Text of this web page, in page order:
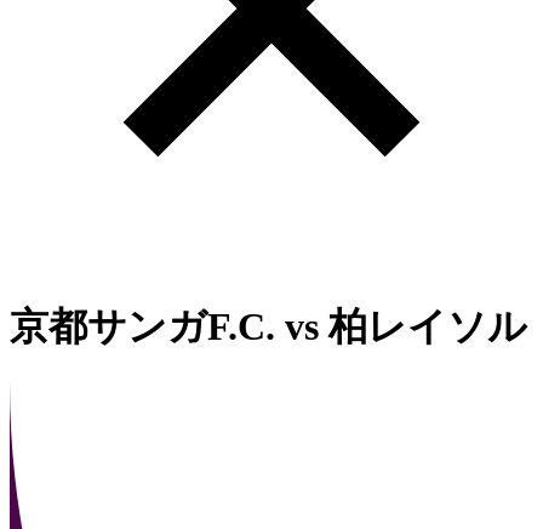
京都サンガF.C. vs柏レイソル